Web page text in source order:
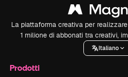
La piattaforma creativa per
1 milione di abbonati tra creativi,
Italiano
Prodotti